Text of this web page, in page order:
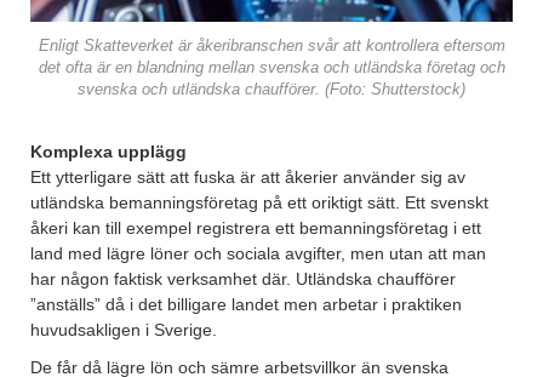
Enligt Skatteverket är åkeribranschen svår att kontrollera eftersom
det ofta är en blandning mellan svenska och utländska företag och
svenska och utländska chaufförer. (Foto: Shutterstock)
Komplexa upplägg
Ett ytterligare sätt att fuska är att åkerier använder sig av
utländska bemanningsföretag på ett oriktigt sätt. Ett svenskt
åkeri kan till exempel registrera ett bemanningsföretag i ett
land med lägre löner och sociala avgifter, men utan att man
har någon faktisk verksamhet där. Utländska chaufförer
”anställs” då i det billigare landet men arbetar i praktiken
huvudsakligen i Sverige.
De får då lägre lön och sämre arbetsvillkor än svenska